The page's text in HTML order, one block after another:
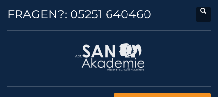
FRAGEN?: 05251 640460